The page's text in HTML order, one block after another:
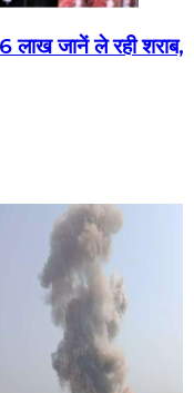
लाख जानें ले रही शराब,